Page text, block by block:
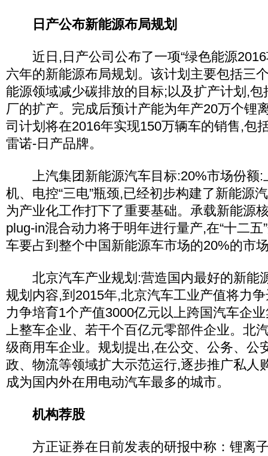
日产公布新能源布局规划
近日,日产公司公布了一项“绿色能源2016
六年的新能源布局规划。该计划主要包括三
能源领域减少碳排放的目标;以及扩产计划,
厂的扩产。完成后预计产能为年产20万个锂
司计划将在2016年实现150万辆车的销售,包
雷诺-日产品牌。
上汽集团新能源汽车目标:20%市场份额:
机、电控“三电”瓶颈,已经初步构建了新能源
为产业化工作打下了重要基础。承载新能源
plug-in混合动力将于明年进行量产,在“十二五
车要占到整个中国新能源车市场的20%的市
北京汽车产业规划:营造国内最好的新能
规划内容,到2015年,北京汽车工业产值将力
力争培育1个产值3000亿元以上跨国汽车企
上整车企业、若干个百亿元零部件企业。北
级商用车企业。规划提出,在公交、公务、公
政、物流等领域扩大示范运行,逐步推广私人
成为国内外在用电动汽车最多的城市。
机构荐股
方正证券在日前发表的研报中称：锂离